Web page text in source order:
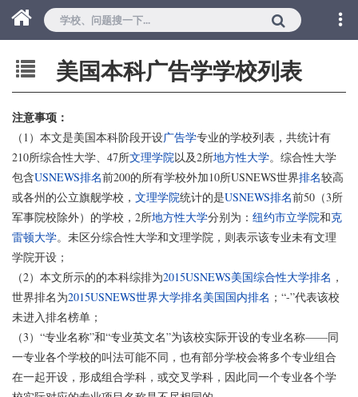
美国本科广告学学校列表
注意事项：
（1）本文是美国本科阶段开设广告学专业的学校列表，共统计有
210所综合性大学、47所文理学院以及2所地方性大学。综合性大学
包含USNEWS排名前200的所有学校外加10所USNEWS世界排名较高
或各州的公立旗舰学校， 文理学院统计的是USNEWS排名前50（3所
军事院校除外）的学校，2所地方性大学分别为： 纽约市立学院和克
雷顿大学。未区分综合性大学和文理学院，则表示该专业未有文理
学院开设；
（2）本文所示的的本科综排为2015USNEWS美国综合性大学排名 ，
世界排名为2015USNEWS世界大学排名美国国内排名 ；“-”代表该校
未进入排名榜单；
（3）“专业名称”和“专业英文名”为该校实际开设的专业名称——同
一专业各个学校的叫法可能不同，也有部分学校会将多个专业组合
在一起开设，形成组合学科，或交叉学科，因此同一个专业各个学